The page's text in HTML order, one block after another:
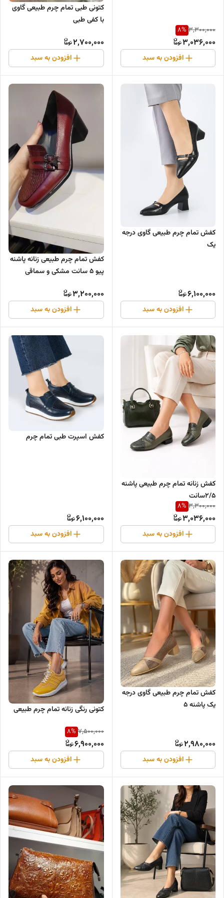
3,300,000
8%
3,036,000
افزودن به سبد
کتونی طبی تمام چرم طبیعی گاوی
با کفی طبی
2,700,000
افزودن به سبد
کفش تمام چرم طبیعی گاوی درجه
یک
6,100,000
افزودن به سبد
کفش تمام چرم طبیعی زنانه پاشنه
پیو ۵ سانت مشکی و سماقی
3,200,000
افزودن به سبد
کفش زنانه تمام چرم طبیعی پاشنه
۲/۵سانت
3,300,000
8%
3,036,000
افزودن به سبد
کفش اسپرت طبی تمام چرم
6,100,000
افزودن به سبد
کفش تمام چرم طبیعی گاوی درجه
یک پاشنه ۵
2,980,000
افزودن به سبد
کتونی رنگی زنانه تمام چرم طبیعی
7,500,000
8%
6,900,000
افزودن به سبد